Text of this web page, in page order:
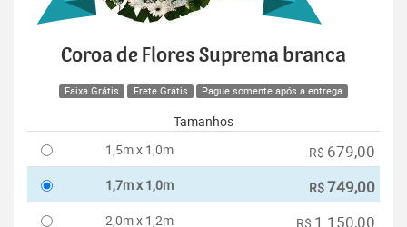
Coroa de Flores Suprema branca
Faixa Grátis Frete Grátis Pague somente após a entrega
Tamanhos
1,5m x 1,0m
R$ 679,00
1,7m x 1,0m R$749,00
2,0m x 1,2m R$ 1.150,00